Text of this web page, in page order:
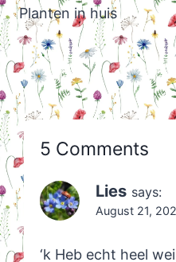
navigation
Planten in huis
5 Comments
Lies says:
August 21,
‘k Heb echt heel